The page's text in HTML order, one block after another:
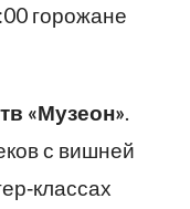
горожане
«Музеон».
с вишней